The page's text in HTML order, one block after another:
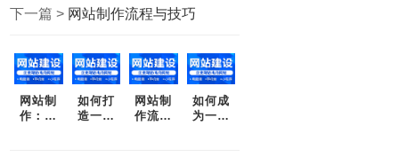
下一篇 > 网站制作流程与技巧
网站制
作：让
如何打
造一款
网站制
作流程
如何成
为一个